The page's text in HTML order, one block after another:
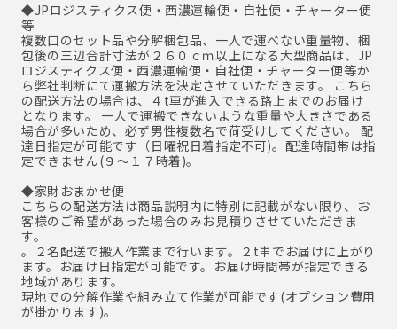
◆JPロジスティクス便・西濃運輸便・自社便・チャーター便
等
複数口のセット品や分解梱包品、一人で運べない重量物、梱
包後の三辺合計寸法が２６０ｃｍ以上になる大型商品は、JP
ロジスティクス便・西濃運輸便・自社便・チャーター便等か
ら弊社判断にて運搬方法を決定させていただきます。 こちら
の配送方法の場合は、４t車が進入できる路上までのお届け
となります。 一人で運搬できないような重量や大きさである
場合が多いため、必ず男性複数名で荷受けしてください。 配
達日指定が可能です（日曜祝日着指定不可)。配達時間帯は指
定できません(９～１７時着)。
◆家財おまかせ便
こちらの配送方法は商品説明内に特別に記載がない限り、お
客様のご希望があった場合のみお見積りさせていただきま
す。
。２名配送で搬入作業まで行います。２t車でお届けに上がり
ます。お届け日指定が可能です。お届け時間帯が指定できる
地域があります。
現地での分解作業や組み立て作業が可能です(オプション費用
が掛かります)。